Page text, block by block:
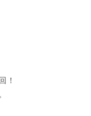
！